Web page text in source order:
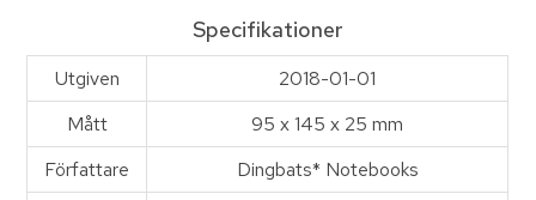
Specifikationer
Utgiven
2018-01-01
Mått
95 x 145 x 25 mm
Författare
Dingbats* Notebooks